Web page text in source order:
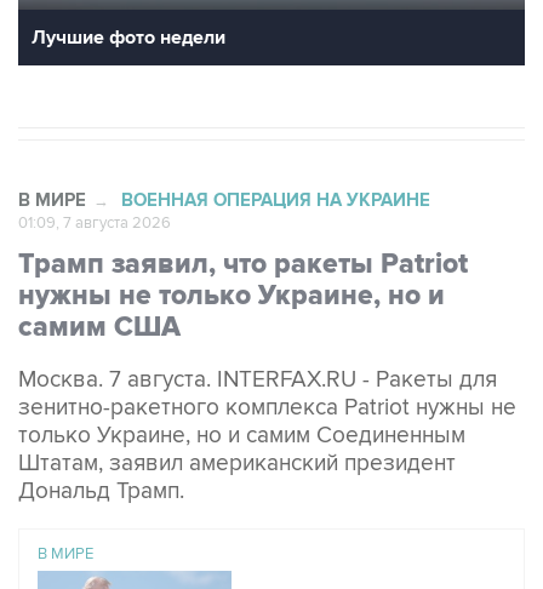
Лучшие фото недели
В МИРЕ → ВОЕННАЯ ОПЕРАЦИЯ НА УКРАИНЕ
01:09, 7 августа 2026
Трамп заявил, что ракеты Patriot
нужны не только Украине, но и
самим США
Москва. 7 августа. INTERFAX.RU - Ракеты для
зенитно-ракетного комплекса Patriot нужны не
только Украине, но и самим Соединенным
Штатам, заявил американский президент
Дональд Трамп.
В МИРЕ